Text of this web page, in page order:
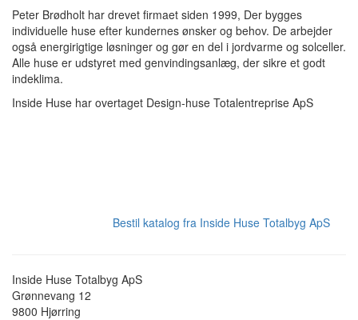
Peter Brødholt har drevet firmaet siden 1999, Der bygges
individuelle huse efter kundernes ønsker og behov. De arbejder
også energirigtige løsninger og gør en del i jordvarme og solceller.
Alle huse er udstyret med genvindingsanlæg, der sikre et godt
indeklima.
Inside Huse har overtaget Design-huse Totalentreprise ApS
Bestil katalog fra Inside Huse Totalbyg ApS
Inside Huse Totalbyg ApS
Grønnevang 12
9800 Hjørring